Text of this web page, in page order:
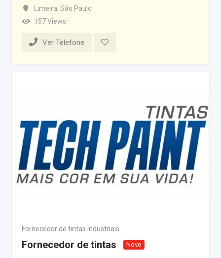
Limeira, São Paulo
157 Views
Ver Telefone
Fornecedor de tintas industriais
Fornecedor de tintas Novo